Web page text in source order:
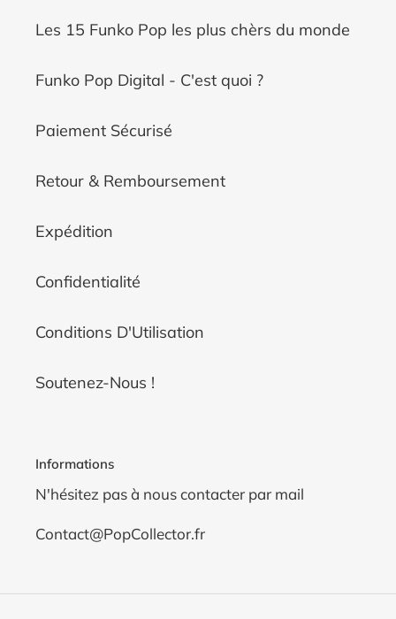
Les 15 Funko Pop les plus chèrs du monde
Funko Pop Digital - C'est quoi ?
Paiement Sécurisé
Retour & Remboursement
Expédition
Confidentialité
Conditions D'Utilisation
Soutenez-Nous !
Informations
N'hésitez pas à nous contacter par mail
Contact@PopCollector.fr